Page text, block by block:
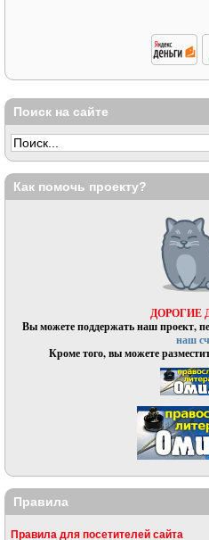
Поиск на сайте
Как помочь проекту?
ДОРОГИЕ
Вы можете поддержать наш проект,
наш
Кроме того, вы можете
Правила
Правила для посетителей сайта